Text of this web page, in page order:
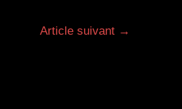
Article suivant →